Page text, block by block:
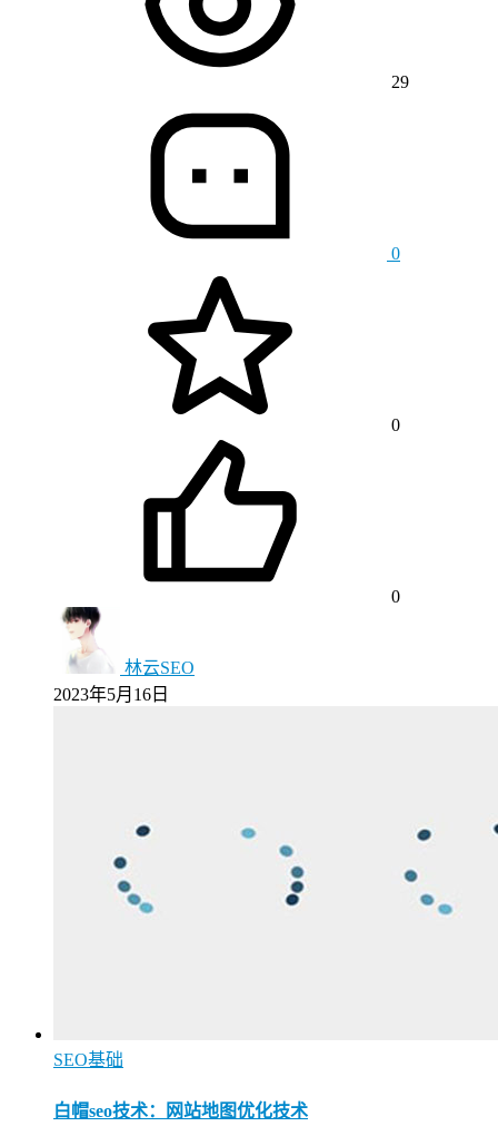
29
0
0
0
林云SEO
2023年5月16日
SEO基础
白帽seo技术：网站地图优化技术